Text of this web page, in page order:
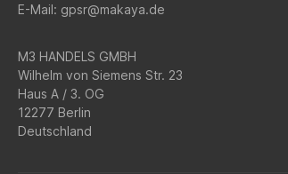
E-Mail: gpsr@makaya.de
M3 HANDELS GMBH
Wilhelm von Siemens Str. 23
Haus A / 3. OG
12277 Berlin
Deutschland